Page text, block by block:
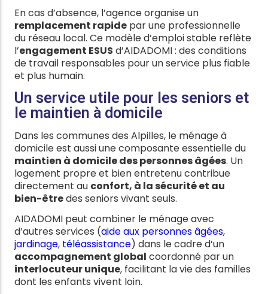
En cas d’absence, l’agence organise un
remplacement rapide par une professionnelle
du réseau local. Ce modèle d’emploi stable reflète
l’engagement ESUS d’AIDADOMI : des conditions
de travail responsables pour un service plus fiable
et plus humain.
Un service utile pour les seniors et
le maintien à domicile
Dans les communes des Alpilles, le ménage à
domicile est aussi une composante essentielle du
maintien à domicile des personnes âgées. Un
logement propre et bien entretenu contribue
directement au confort, à la sécurité et au
bien-êtredes seniors vivant seuls.
AIDADOMI peut combiner le ménage avec
d’autres services (aide aux personnes âgées,
jardinage, téléassistance) dans le cadre d’un
accompagnement global coordonné par un
interlocuteur unique, facilitant la vie des familles
dont les enfants vivent loin.